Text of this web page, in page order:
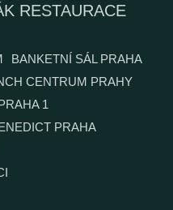
RESTAURACE
BANKETNÍ SÁL PRAHA
CENTRUM PRAHY
1
PRAHA